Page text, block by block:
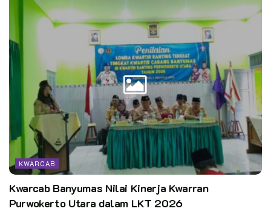
KWARCAB
Kwarcab Banyumas Nilai Kinerja Kwarran
Purwokerto Utara dalam LKT 2026